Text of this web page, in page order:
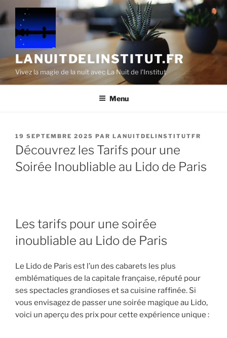
Aller
au
contenu
principal
LANUITDELINSTITUT.FR
Vivez la magie de la nuit avec La Nuit de l'Institut
Menu
PUBLIÉ
LE
19 SEPTEMBRE 2025 PAR LANUITDELINSTITUTFR
Découvrez les Tarifs pour une
Soirée Inoubliable au Lido de Paris
Les tarifs pour une soirée
inoubliable au Lido de Paris
Le Lido de Paris est l’un des cabarets les plus
emblématiques de la capitale française, réputé pour
ses spectacles grandioses et sa cuisine raffinée. Si
vous envisagez de passer une soirée magique au Lido,
voici un aperçu des prix pour cette expérience unique :